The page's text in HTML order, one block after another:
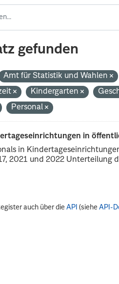
gefunden
Amt für Statistik und Wahlen
Kindergarten
Personal
in
in
2021 und 2022 Unterteilung
auch über dieAPI (sieheAPI-